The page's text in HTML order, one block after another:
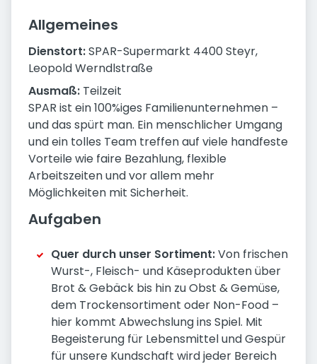
Allgemeines
Dienstort:SPAR-Supermarkt 4400 Steyr,
Leopold Werndlstraße
Ausmaß: Teilzeit
SPAR ist ein 100%iges Familienunternehmen –
und das spürt man. Ein menschlicher Umgang
und ein tolles Team treffen auf viele handfeste
Vorteile wie faire Bezahlung, flexible
Arbeitszeiten und vor allem mehr
Möglichkeiten mit Sicherheit.
Aufgaben
Quer durch unser Sortiment:Von frischen
Wurst-, Fleisch- und Käseprodukten über
Brot & Gebäck bis hin zu Obst & Gemüse,
dem Trockensortiment oder Non-Food –
hier kommt Abwechslung ins Spiel. Mit
Begeisterung für Lebensmittel und Gespür
für unsere Kundschaft wird jeder Bereich